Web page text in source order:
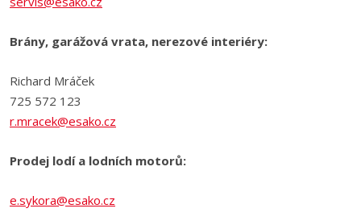
Brány, garážová vrata, nerezové interiéry:
Richard Mráček
725 572 123
r.mracek@esako.cz
Prodej lodí a lodních motorů:
e.sykora@esako.cz